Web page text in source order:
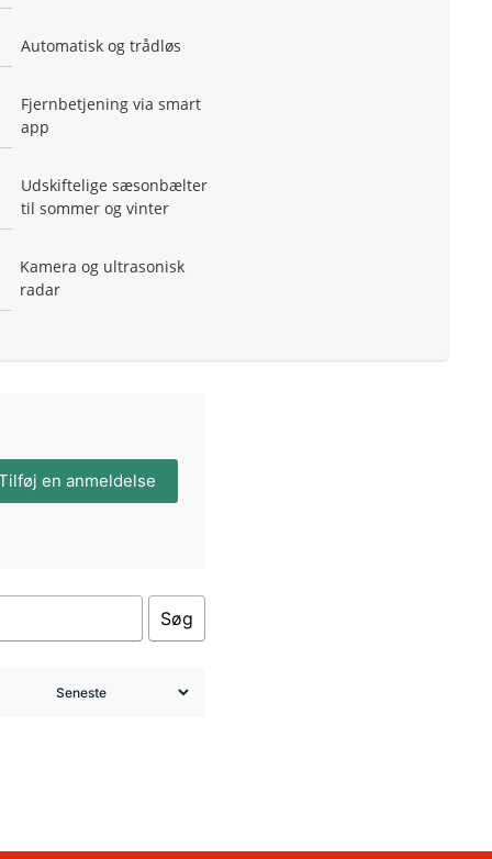
Automatisk og trådløs
Fjernbetjening via smart
app
Udskiftelige sæsonbælter
til sommer og vinter
Kamera og ultrasonisk
radar
en anmeldelse
Søg